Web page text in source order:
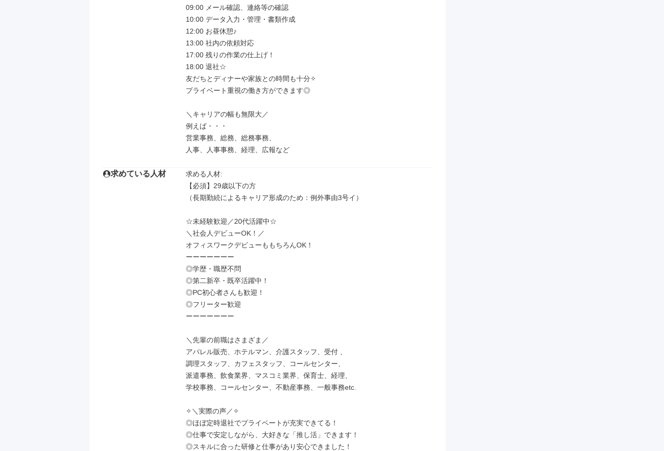
09:00 メール確認、連絡等の確認
10:00 データ入力・管理・書類作成
12:00 お昼休憩♪
13:00 社内の依頼対応
17:00 残りの作業の仕上げ！
18:00 退社☆
友だちとディナーや家族との時間も十分✧
プライベート重視の働き方ができます◎
＼キャリアの幅も無限大／
例えば・・・
営業事務、総務、総務事務、
人事、人事事務、経理、広報など
求めている人材
求める人材:
【必須】29歳以下の方
（長期勤続によるキャリア形成のため：例外事由3号イ）
☆未経験歓迎／20代活躍中☆
＼社会人デビューOK！／
オフィスワークデビューももちろんOK！
ーーーーーーー
◎学歴・職歴不問
◎第二新卒・既卒活躍中！
◎PC初心者さんも歓迎！
◎フリーター歓迎
ーーーーーーー
＼先輩の前職はさまざま／
アパレル販売、ホテルマン、介護スタッフ、受付 、
調理スタッフ、カフェスタッフ、コールセンター、
派遣事務、飲食業界、マスコミ業界、保育士、経理、
学校事務、コールセンター、不動産事務、一般事務etc.
✧＼実際の声／✧
◎ほぼ定時退社でプライベートが充実できてる！
◎仕事で安定しながら、大好きな「推し活」できます！
◎スキルに合った研修と仕事があり安心できました！